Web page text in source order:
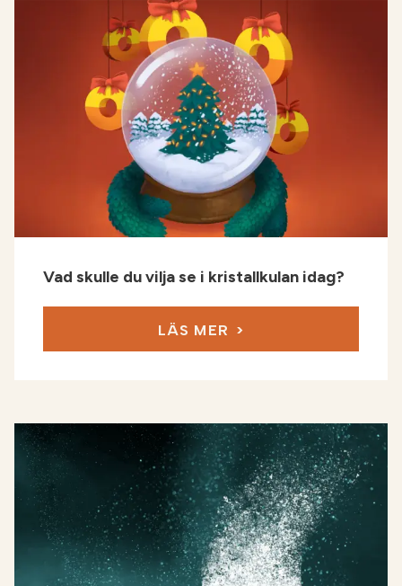
Vad skulle du vilja se i kristallkulan idag?
LÄS MER